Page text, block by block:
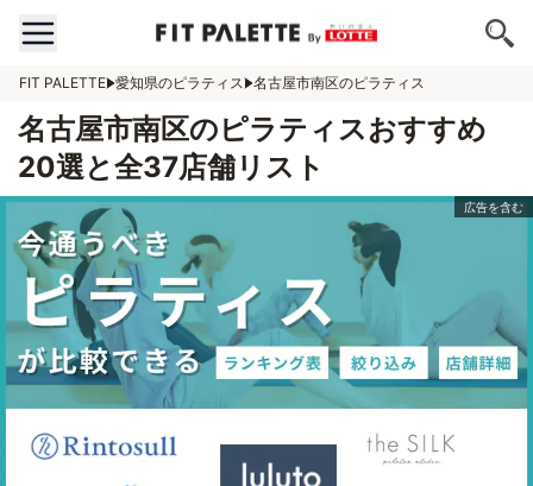
FIT PALETTE 愛知県のピラティス 名古屋市南区のピラティス
名古屋市南区のピラティスおすすめ
20選と全37店舗リスト